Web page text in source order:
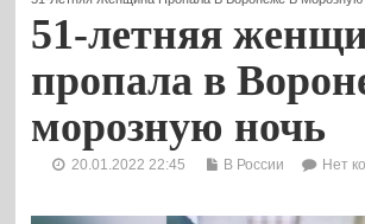
51-летняя
пропала в
морозную ночь
20.01.2022 22:45 В России Нет